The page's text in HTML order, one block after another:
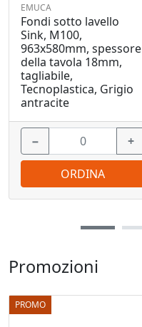
Promozioni
PROMO
EMUCA
Fondi sotto lavello
Sink, M100,
963x580mm, spessore
della tavola 18mm,
tagliabile,
Tecnoplastica, Grigio
antracite
− +
ORDINA